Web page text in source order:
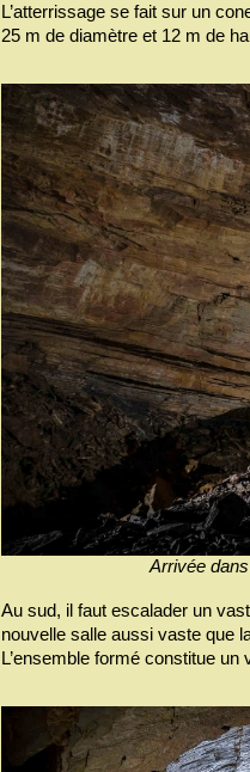
L’atterrissage se fait sur un
25 m de diamètre et 12 m de
Arrivée
Au sud, il faut escalader un
nouvelle salle aussi vaste que
L’ensemble formé constitue